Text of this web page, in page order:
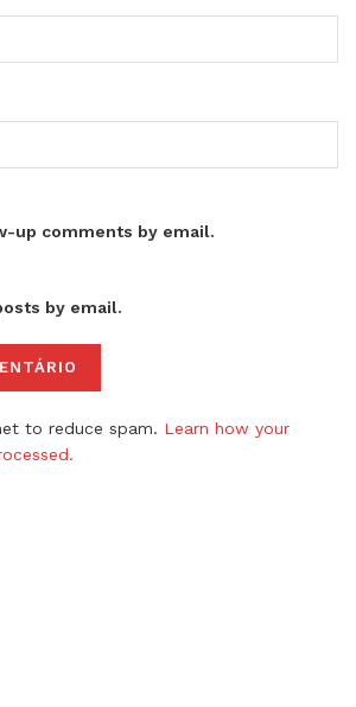
up comments by email.
by email.
to reduce spam. Learn how your